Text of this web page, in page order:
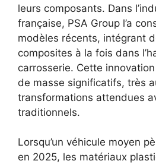
leurs composants. Dans
française, PSA Group l’a
modèles récents, intégrant
composites à la fois dans
carrosserie. Cette
de masse significatifs, très
transformations attendues
traditionnels.
Lorsqu’un véhicule moyen
en 2025, les matériaux